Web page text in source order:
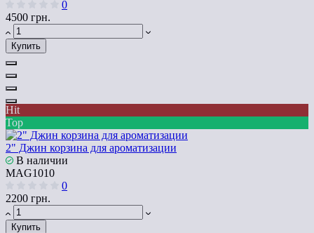
0
4500 грн.
Купить
Hit
Top
2" Джин корзина для ароматизации
В наличии
MAG1010
0
2200 грн.
Купить